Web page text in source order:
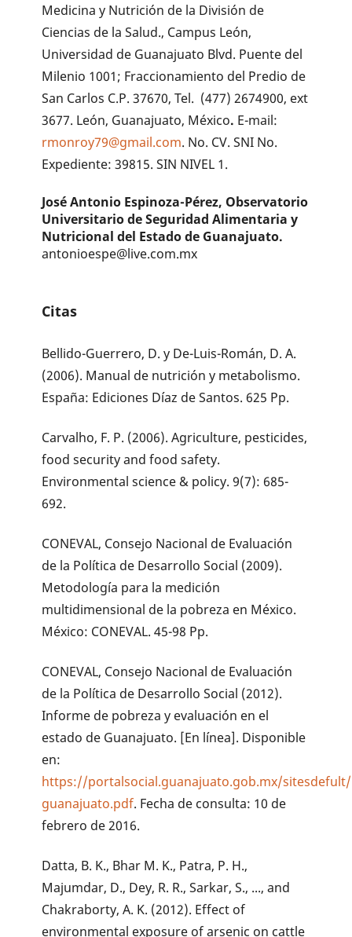
Medicina y Nutrición de la División de
Ciencias de la Salud., Campus León,
Universidad de Guanajuato Blvd. Puente del
Milenio 1001; Fraccionamiento del Predio de
San Carlos C.P. 37670, Tel. (477) 2674900, ext
3677. León, Guanajuato, México. E-mail:
rmonroy79@gmail.com. No. CV. SNI No.
Expediente: 39815. SIN NIVEL 1.
José Antonio Espinoza-Pérez, Observatorio
Universitario de Seguridad Alimentaria y
Nutricional del Estado de Guanajuato.
antonioespe@live.com.mx
Citas
Bellido-Guerrero, D. y De-Luis-Román, D. A.
(2006). Manual de nutrición y metabolismo.
España: Ediciones Díaz de Santos. 625 Pp.
Carvalho, F. P. (2006). Agriculture, pesticides,
food security and food safety.
Environmental science & policy. 9(7): 685-
692.
CONEVAL, Consejo Nacional de Evaluación
de la Política de Desarrollo Social (2009).
Metodología para la medición
multidimensional de la pobreza en México.
México: CONEVAL. 45-98 Pp.
CONEVAL, Consejo Nacional de Evaluación
de la Política de Desarrollo Social (2012).
Informe de pobreza y evaluación en el
estado de Guanajuato. [En línea]. Disponible
en:
https://portalsocial.guanajuato.gob.mx/sitesdefult/
guanajuato.pdf. Fecha de consulta: 10 de
febrero de 2016.
Datta, B. K., Bhar M. K., Patra, P. H.,
Majumdar, D., Dey, R. R., Sarkar, S., ..., and
Chakraborty, A. K. (2012). Effect of
environmental exposure of arsenic on cattle